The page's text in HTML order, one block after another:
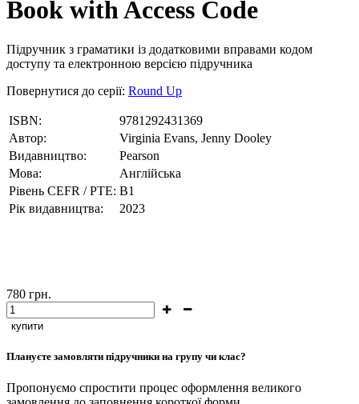
Book with Access Code
Підручник з граматики із додатковими вправами кодом
доступу та електронною версією підручника
Повернутися до серії: Round Up
ISBN:
9781292431369
Автор:
Virginia Evans, Jenny Dooley
Видавництво:
Pearson
Мова:
Англійська
Рівень CEFR / PTE: B1
Рік видавництва:
2023
780 грн.
купити
Плануєте замовляти підручники на групу чи клас?
Пропонуємо спростити процес оформлення великого